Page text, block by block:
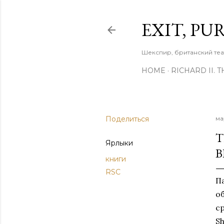
EXIT,
Шекспир, британский
HOME RICHARD II.
Поделиться
Ярлыки
книги
RSC